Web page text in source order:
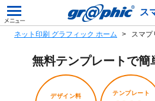
ス
ネット印刷 グラフィック ホーム スマプ
無料テンプレートで簡
デザイン料 テンプレート